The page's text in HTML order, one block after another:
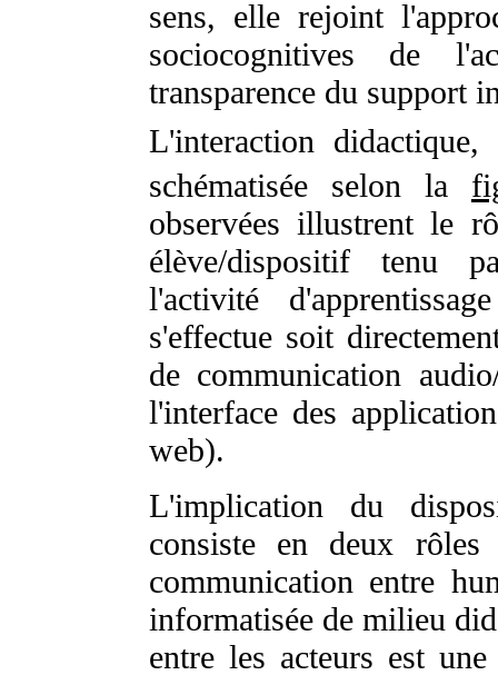
sens, elle rejoint
sociocognitives de
transparence du support
L'interaction
schématisée selon la
observées illustrent le
élève/dispositif tenu
l'activité
s'effectue soit
de communication
l'interface des
web).
L'implication du
consiste en deux
communication entre
informatisée de milieu
entre les acteurs est